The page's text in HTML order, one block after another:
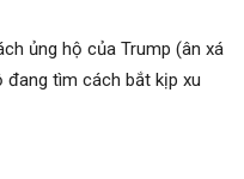
ủng hộ của Trump (ân xá
đang tìm cách bắt kịp xu